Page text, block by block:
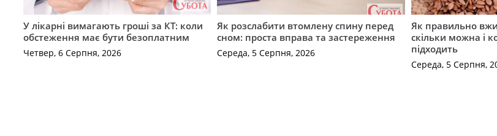
У лікарні вимагають гроші за КТ: коли
обстеження має бути безоплатним
Четвер, 6 Серпня, 2026
Як розслабити втомлену спину перед
сном: проста вправа та застереження
Середа, 5 Серпня, 2026
Як правильно
скільки можна і
підходить
Середа, 5 Серпня,